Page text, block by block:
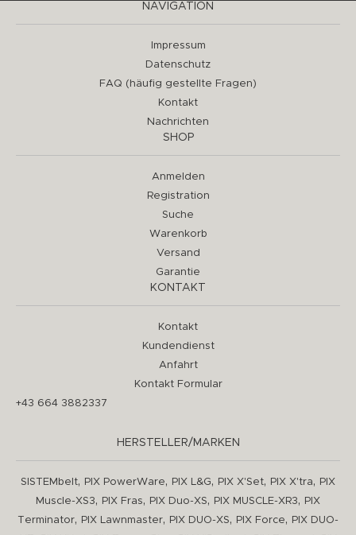
NAVIGATION
Impressum
Datenschutz
FAQ (häufig gestellte Fragen)
Kontakt
Nachrichten
SHOP
Anmelden
Registration
Suche
Warenkorb
Versand
Garantie
KONTAKT
Kontakt
Kundendienst
Anfahrt
Kontakt Formular
+43 664 3882337
HERSTELLER/MARKEN
SISTEMbelt, PIX PowerWare, PIX L&G, PIX X'Set, PIX X'tra,
PIX
Muscle-XS3, PIX Fras, PIX Duo-XS, PIX MUSCLE-XR3,
PIX
Terminator, PIX Lawnmaster, PIX DUO-XS, PIX Force,
PIX DUO-